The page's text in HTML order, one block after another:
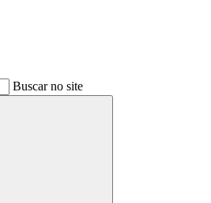
Buscar no site